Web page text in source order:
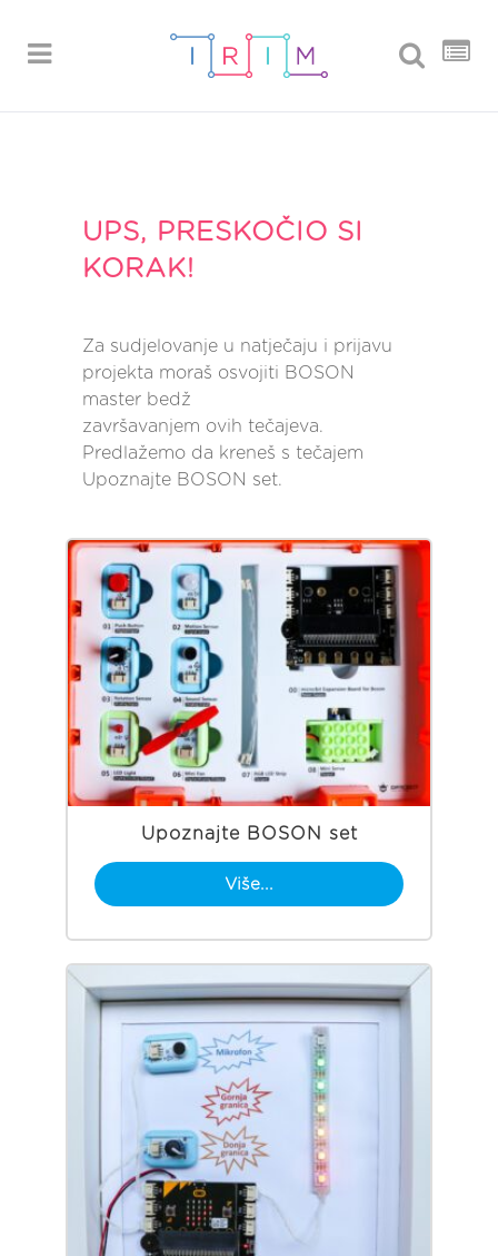
UPS, PRESKOČIO SI
KORAK!
Za sudjelovanje u natječaju i prijavu
projekta moraš osvojiti BOSON
master bedž
završavanjem ovih tečajeva.
Predlažemo da kreneš s tečajem
Upoznajte BOSON set.
Upoznajte BOSON set
Više...